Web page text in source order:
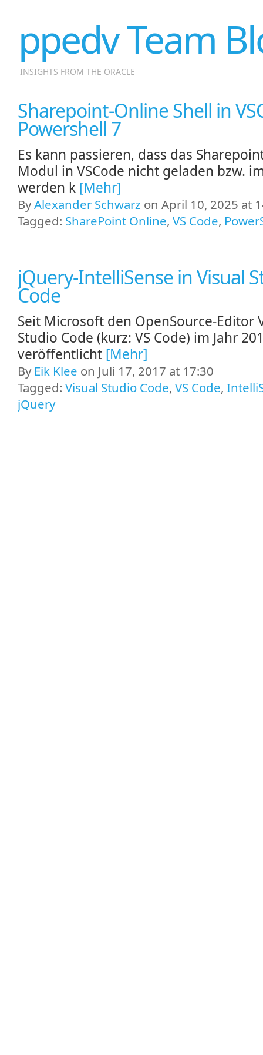
ppedv Team
INSIGHTS FROM THE ORACLE
Sharepoint-Online Shell in
Powershell 7
Es kann passieren, dass das
Modul in VSCode nicht geladen bzw.
werden k [Mehr]
ByAlexander Schwarz on April 10, 2025 at
Tagged: SharePoint Online, VS Code,
jQuery-IntelliSense in Visual
Code
Seit Microsoft den OpenSource-Editor
Studio Code (kurz: VS Code) im Jahr
veröffentlicht [Mehr]
By Eik Klee on Juli 17, 2017 at 17:30
Tagged: Visual Studio Code, VS Code,
jQuery